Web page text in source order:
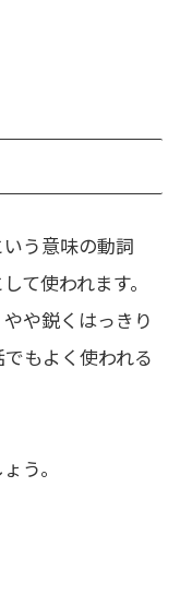
う意味の動詞
て使われます。
や鋭くはっきり
もよく使われる
う。